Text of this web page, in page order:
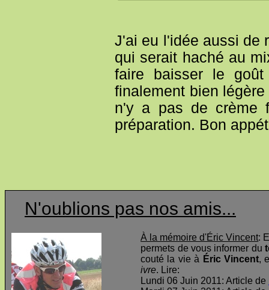
J'ai eu l'idée aussi de
qui serait haché au
faire baisser le
finalement bien
n'y a pas de crème
préparation. Bon
N'oublions pas nos amis...
À la mémoire d'Éric Vincent:
permets de vous informer du
couté la vie à Éric Vincent,
ivre. Lire:
Lundi 06 Juin 2011: Article de